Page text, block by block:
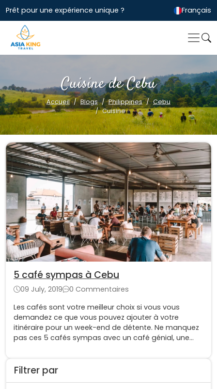
Prêt pour une expérience unique ? Français
Cuisine de Cebu
Accueil Blogs Philippines
Cebu
Cuisine
Filtrer par
5 café sympas à Cebu
09 July, 2019
0 Commentaires
Les cafés sont votre meilleur choix si vous vous
demandez ce que vous pouvez ajouter à votre
itinéraire pour un week-end de détente. Ne manquez
pas ces 5 cafés sympas avec un café génial, une